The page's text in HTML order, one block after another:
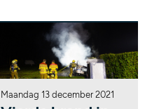
Maandag 13 december 2021